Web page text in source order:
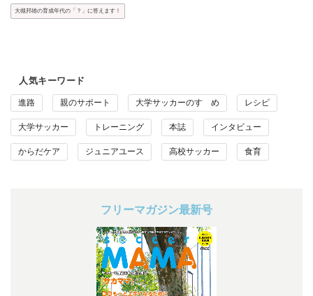
大槻邦雄の育成年代の「？」に答えます！
人気キーワード
進路 親のサポート 大学サッカーのすゝめ レシピ
大学サッカー トレーニング 本誌 インタビュー
からだケア ジュニアユース 高校サッカー 食育
フリーマガジン最新号